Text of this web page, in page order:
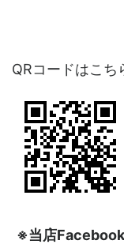
QRコードはこ
※当店Facebook